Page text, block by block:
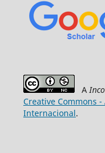
A
Creative Commons
Internacional.